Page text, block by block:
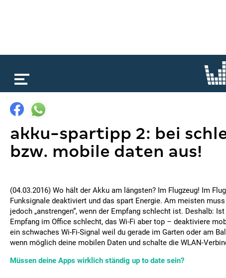
akku-spartipp 2: bei
bzw. mobile daten aus!
(04.03.2016) Wo hält der Akku am längsten? Im Flugzeug! Im
Funksignale deaktiviert und das spart Energie. Am meisten
jedoch „anstrengen“, wenn der Empfang schlecht ist. Deshalb:
Empfang im Office schlecht, das Wi-Fi aber top – deaktiviere
ein schwaches Wi-Fi-Signal weil du gerade im Garten oder am
wenn möglich deine mobilen Daten und schalte die WLAN-
Müssen deine Apps wirklich ständig up to date sein?